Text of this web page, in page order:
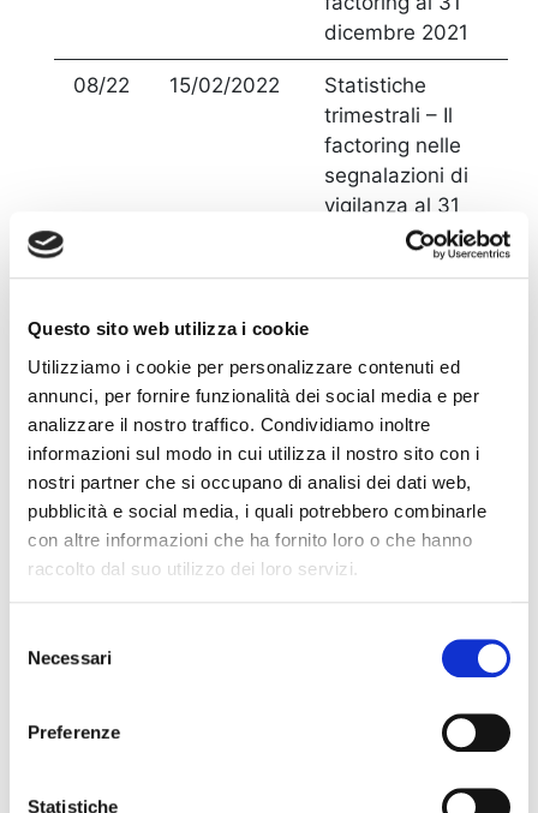
Questo sito web utilizza i cookie
Utilizziamo i cookie per personalizzare contenuti ed
annunci, per fornire funzionalità dei social media e per
analizzare il nostro traffico. Condividiamo inoltre
informazioni sul modo in cui utilizza il nostro sito con i
nostri partner che si occupano di analisi dei dati web,
pubblicità e social media, i quali potrebbero combinarle
con altre informazioni che ha fornito loro o che hanno
raccolto dal suo utilizzo dei loro servizi.
delNecessari
Preferenze
Statistiche
dicembre 2021
08/22 15/02/2022
Statistiche
trimestrali – Il
factoring nelle
segnalazioni di
vigilanza al 31
dicembre 2021
10/22 15/02/2022
Il factoring in
cifre – Sintesi
dei dati di
dicembre 2021
11/22 25/02/2022
Statistiche
mensili –
Indicatori
gennaio 2022
cifre – Sintesi